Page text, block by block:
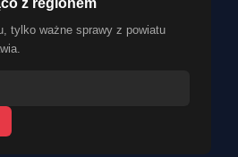
z regionem
tylko ważne sprawy z powiatu